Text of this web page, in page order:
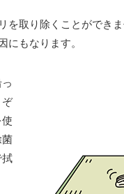
を取り除くことができ
にもなります。
ぞ
菌
拭